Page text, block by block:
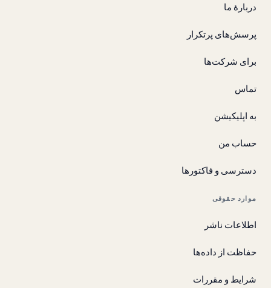
دربارهٔ ما
پرسش‌های پرتکرار
برای شرکت‌ها
تماس
به اپلیکیشن
حساب من
دسترسی و فاکتورها
موارد حقوقی
اطلاعات ناشر
حفاظت از داده‌ها
شرایط و مقررات